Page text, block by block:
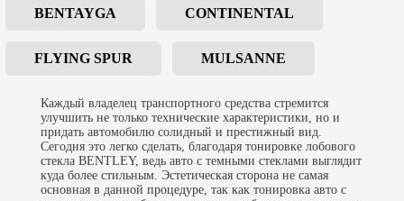
BENTAYGA CONTINENTAL
FLYING SPUR MULSANNE
Каждый владелец транспортного средства стремится
улучшить не только технические характеристики, но и
придать автомобилю солидный и престижный вид.
Сегодня это легко сделать, благодаря тонировке лобового
стекла BENTLEY, ведь авто с темными стеклами выглядит
куда более стильным. Эстетическая сторона не самая
основная в данной процедуре, так как тонировка авто с